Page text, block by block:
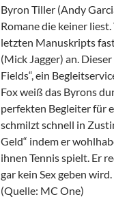
Byron Tiller (Andy
Romane die keiner
letzten Manuskripts
(Mick Jagger) an.
Fields“, ein
Fox weiß das Byrons
perfekten Begleiter für
schmilzt schnell in
Geld“ indem er
ihnen Tennis spielt. Er
gar kein Sex geben
(Quelle: MC One)